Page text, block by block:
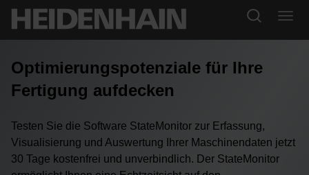
Optimierungspotenziale für Ihre
Fertigung aufdecken
Testen Sie die Software StateMonitor zur Erfassung,
Visualisierung und Auswertung Ihrer Maschinendaten jetzt
30 Tage kostenfrei und unverbindlich. Der StateMonitor